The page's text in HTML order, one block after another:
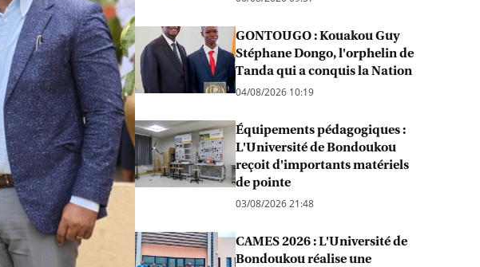
GONTOUGO : Kouakou Guy
Stéphane Dongo, l'orphelin de
Tanda qui a conquis la Nation
04/08/2026 10:19
Équipements pédagogiques :
L'Université de Bondoukou
reçoit d'importants matériels
de pointe
03/08/2026 21:48
CAMES 2026 : L'Université de
Bondoukou réalise une